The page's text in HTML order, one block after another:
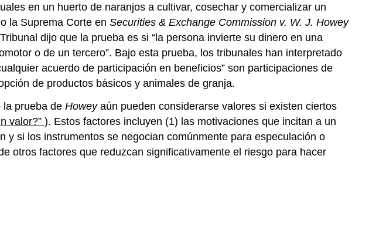
del
cielo
azul
Ley
de
Wall
Street
al
en un huerto de naranjos a cultivar, cosechar y comercializar un
la Suprema Corte en Securities & Exchange Commission v. W. J. Howey
dijo que la prueba es si “la persona invierte su dinero en una
o de un tercero”. Bajo esta prueba, los tribunales han interpretado
acuerdo de participación en beneficios” son participaciones de
de productos básicos y animales de granja.
la prueba de Howeyaún pueden considerarse valores si existen ciertos
valor?” ). Estos factores incluyen (1) las motivaciones que incitan a un
si los instrumentos se negocian comúnmente para especulación o
otros factores que reduzcan significativamente el riesgo para hacer